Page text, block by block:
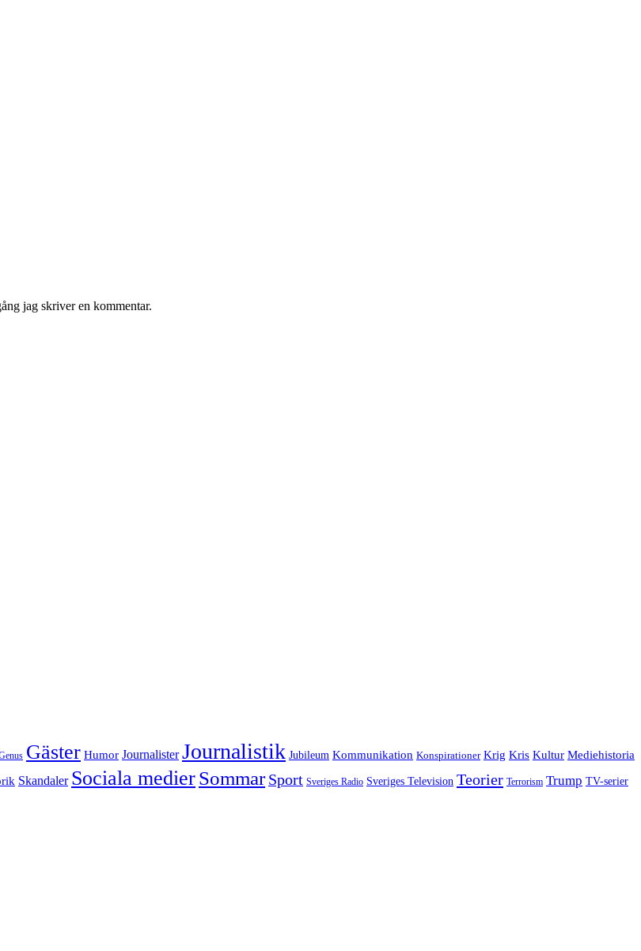
jag skriver en kommentar.
Gäster Humor Journalister Journalistik Jubileum Kommunikation Konspirationer Krig Kris Kultur Mediehistoria
Skandaler Sociala medierSommar Sport Sveriges Radio Sveriges Television Teorier Terrorism Trump TV-serier